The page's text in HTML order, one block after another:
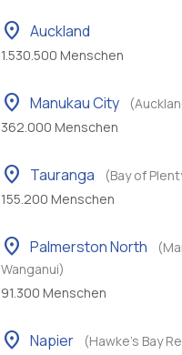
location_on Auckland
1.530.500 Menschen
location_on Manukau City
362.000 Menschen
location_on Tauranga
(Bay of
155.200 Menschen
location_on Palmerston North
Wanganui)
91.300 Menschen
location_on Napier
(Hawke's Bay